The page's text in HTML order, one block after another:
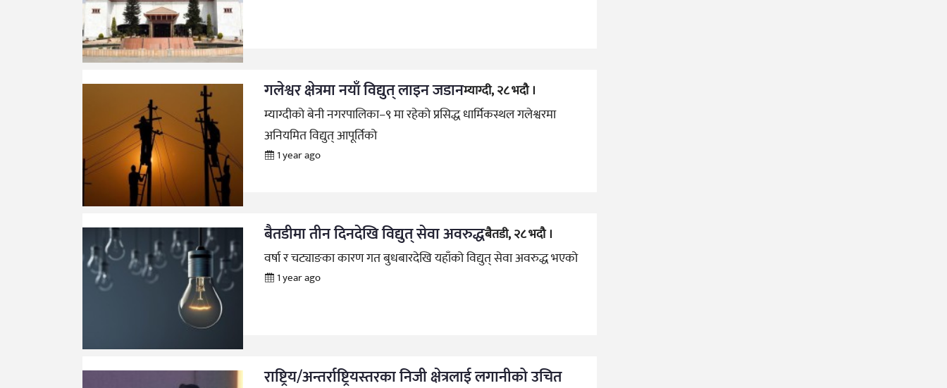
गलेश्वर क्षेत्रमा नयाँ विद्युत् लाइन जडानम्याग्दी, २८ भदौ ।
म्याग्दीको बेनी नगरपालिका–९ मा रहेको प्रसिद्ध धार्मिकस्थल गलेश्वरमा
अनियमित विद्युत् आपूर्तिको
1 year ago
बैतडीमा तीन दिनदेखि विद्युत् सेवा अवरुद्धबैतडी, २८ भदौ ।
वर्षा र चट्याङका कारण गत बुधबारदेखि यहाँको विद्युत् सेवा अवरुद्ध भएको
1 year ago
राष्ट्रिय/अन्तर्राष्ट्रियस्तरका निजी क्षेत्रलाई लगानीको उचित